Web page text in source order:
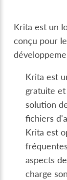
Krita est un
conçu pour
Krita est
gratuite
solution
fichiers
Krita est
aspects
charge